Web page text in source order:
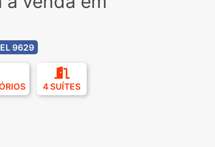
9629
4 SUÍTES